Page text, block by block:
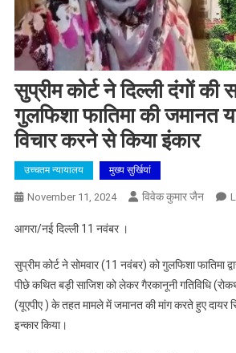
सुप्रीम कोर्ट ने दिल्ली दंगों की
गुलफिशा फातिमा की जमानत
विचार करने से किया इंकार
उच्चतम न्यायालय मुख्य सुर्खियां
November 11, 2024 विवेक कुमार जैन
आगरा/नई दिल्ली 11 नवंबर ।
सुप्रीम कोर्ट ने सोमवार (11 नवंबर) को गुलफिशा फातिमा
पीछे कथित बड़ी साजिश को लेकर गैरकानूनी गतिविधि
(यूएपीए ) के तहत मामले में जमानत की मांग करते हुए दायर
इन्कार किया।